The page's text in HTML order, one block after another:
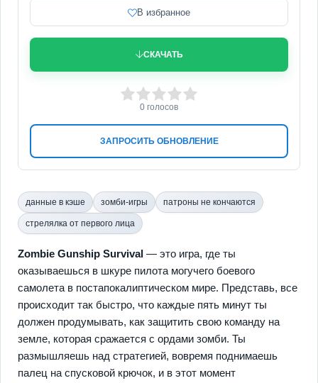
В избранное
СКАЧАТЬ
ЗАПРОСИТЬ ОБНОВЛЕНИЕ
3 4 5
0 голосов
данные в кэше зомби-игры патроны не кончаются
стрелялка от первого лица
Zombie Gunship Survival — это игра, где ты
оказываешься в шкуре пилота могучего боевого
самолета в постапокалиптическом мире. Представь, все
происходит так быстро, что каждые пять минут ты
должен продумывать, как защитить свою команду на
земле, которая сражается с ордами зомби. Ты
размышляешь над стратегией, вовремя поднимаешь
палец на спусковой крючок, и в этот момент